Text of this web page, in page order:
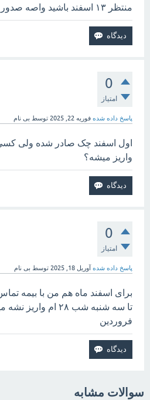
منتظر ۱۳ اسفند باشید واصه صدور چک
0
امتیاز
پاسخ داده شده فوریه 22, 2025 توسط بی نام
اول اسفند چک صادر شده ولی
واریز میشه؟
0
امتیاز
پاسخ داده شده آوریل 18, 2025 توسط بی نام
برای اسفند ماه هم من با بیمه
تا سه شنبه شب ۲۸ ام
فروردین
سوالات مشابه